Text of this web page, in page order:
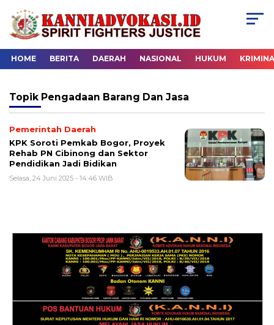
HOME BERITA DAERAH NASIONAL HUKUM
Topik Pengadaan Barang Dan Jasa
Pemerintah Daerah
KPK Soroti Pemkab Bogor, Proyek
Rehab PN Cibinong dan Sektor
Pendidikan Jadi Bidikan
Selasa, 24 Juni 2025 - 14:46 WIB